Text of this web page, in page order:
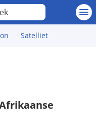
Satelliet